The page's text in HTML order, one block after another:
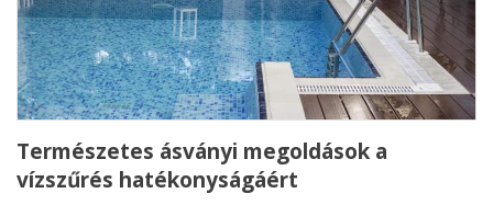
Természetes ásványi megoldások a
vízszűrés hatékonyságáért